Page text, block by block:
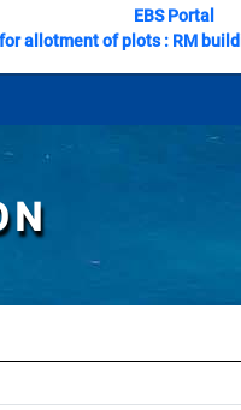
EBS Portal
allotment of plots : RM